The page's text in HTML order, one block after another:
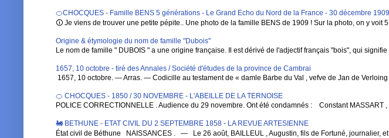
🍊CHOCQUES - Famille BENS 5 générations - Le Grand Echo du Nord de la France - 30 décembre 1909
🛈 Je viens de trouver une petite pépite.. Une photo de la famille BENS de 1909 ! Sur la photo, on y voit
Origine & étymologie du nom de famille "Dubois"
Le nom de famille " DUBOIS " a une origine française. Il est dérivé de l'adjectif français "bois", qui signifie
1657, 10 octobre - tiré des Annales / Société d'études de la province de Cambrai
1657, 10 octobre. — Arras. — Codicille au testament de « damle Barbe du Val , vefve de Jan de Verloing
🍊 CHOCQUES - 1850 / 30 NOVEMBRE - L'ABEILLE DE LA TERNOISE
POLICE CORRECTIONNELLE . Audience du 29 novembre. Ont été condamnés : Constant MASSART
🚂 BETHUNE - ETAT CIVIL DU 2 SEPTEMBRE 1858 - LA REVUE ARTESIENNE
État civil de Béthune NAISSANCES . — Le 26 août, BAILLEUL , Augustin, fils de Fortuné, journalier, et